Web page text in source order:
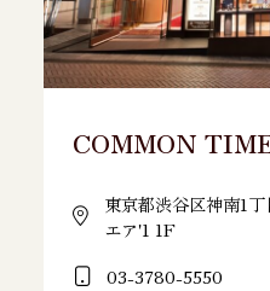
COMMON
東京都渋谷区神南1
エア'1 1F
03-3780-5550